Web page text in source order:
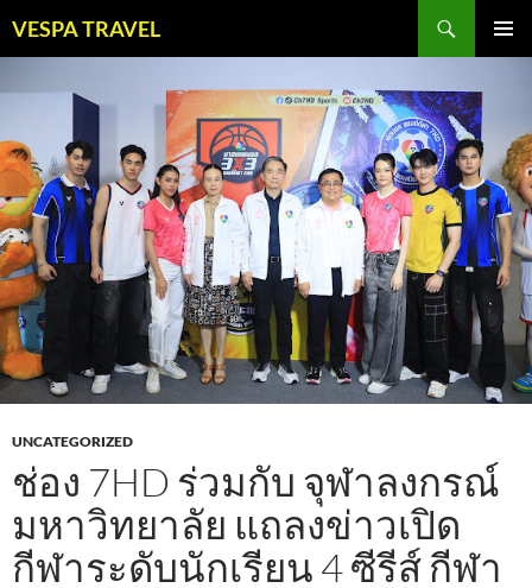
toVESPA TRAVEL
UNCATEGORIZED
ช่อง 7HD ร่วมกับ จุฬาลงกรณ์
มหาวิทยาลัย แถลงข่าวเปิด
กีฬาระดับนักเรียน 4 ซีรีส์ กีฬา